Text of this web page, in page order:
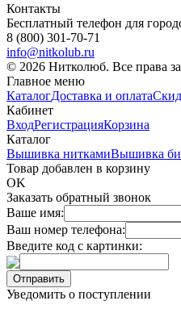
Контакты
Бесплатный телефон для
8 (800) 301-70-71
info@nitkolub.ru
© 2026 Нитколюб. Все права
Главное меню
КаталогДоставка и оплата
Кабинет
ВходРегистрацияКорзина
Каталог
Вышивка ниткамиВышивка
Товар добавлен в корзину
OK
Заказать обратный звонок
Ваше имя:
Ваш номер телефона:
Введите код с картинки:
Уведомить о поступлении